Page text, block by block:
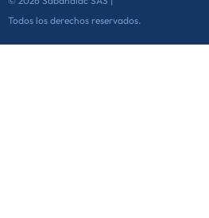
Todos los derechos reservados.